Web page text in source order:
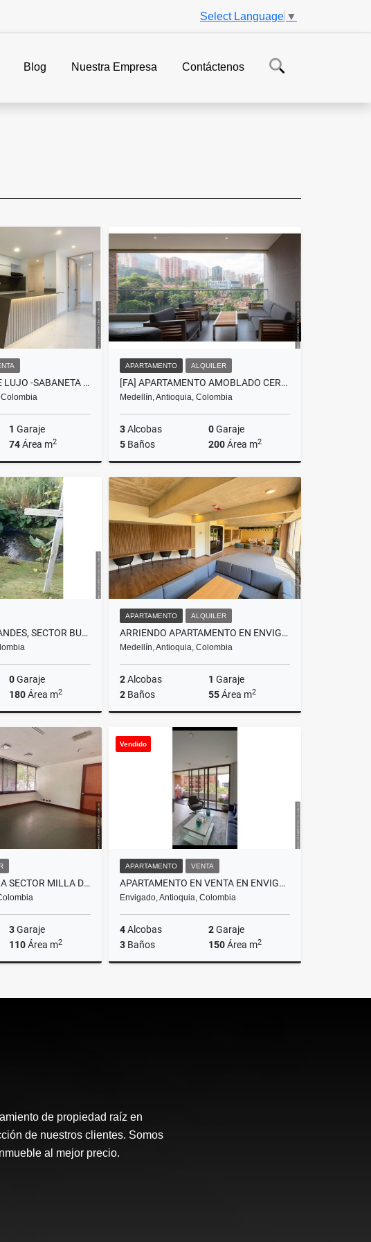
Select Language ▼
Blog Nuestra Empresa Contáctenos
APARTAMENTO DE LUJO -SABANETA PARTE PLANA SAN JOSE
1 Garaje
74Área m2
APARTAMENTO ALQUILER
[FA] APARTAMENTO AMOBLADO CERCA AL CC EL TESORO, MEDELLÍN
Medellín, Antioquia, Colombia
3Alcobas 0Garaje
5 Baños 200Área m2
Alquiler
$19.000.000
VENTA FINCA EN ANDES, SECTOR BUENOS AIRES
0Garaje
180Área m2
Venta
$230.000.000
APARTAMENTO ALQUILER
ARRIENDO APARTAMENTO EN ENVIGADO
Medellín, Antioquia, Colombia
2Alcobas 1 Garaje
2 Baños 55Área m2
ARRIENDO OFICINA SECTOR MILLA DE ORO
3Garaje
110Área m2
Vendido
APARTAMENTO VENTA
APARTAMENTO EN VENTA EN ENVIGADO
Envigado, Antioquia, Colombia
4Alcobas 2Garaje
3 Baños 150Área m2
$1.260.000.000
de propiedad raíz en
de nuestros clientes. Somos
al mejor precio.